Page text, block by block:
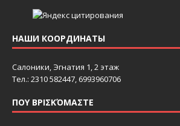
НАШИ КООРДИНАТЫ
Салоники, Эгнатия 1, 2 этаж
Тел.: 2310 582447, 6993960706
ΠΟΥ ΒΡΙΣΚΌΜΑΣΤΕ